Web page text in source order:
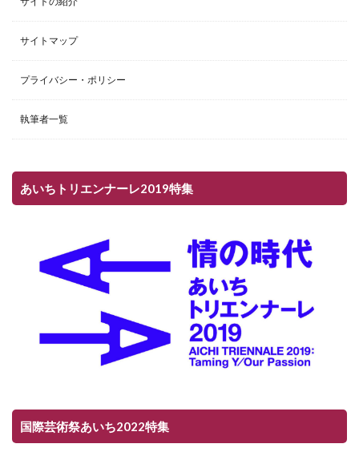
サイトマップ
プライバシー・ポリシー
執筆者一覧
あいちトリエンナーレ2019特集
国際芸術祭あいち2022特集